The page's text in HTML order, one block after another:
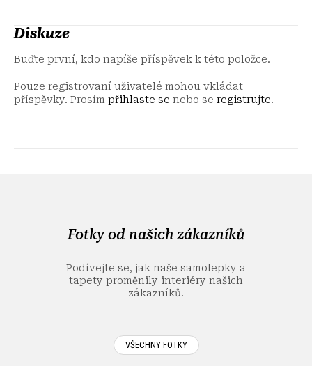
Diskuze
Buďte první, kdo napíše příspěvek k této položce.
Pouze registrovaní uživatelé mohou vkládat
příspěvky. Prosím přihlaste se nebo se registrujte.
Fotky od našich zákazníků
Podívejte se, jak naše samolepky a
tapety proměnily interiéry našich
zákazníků.
VŠECHNY FOTKY